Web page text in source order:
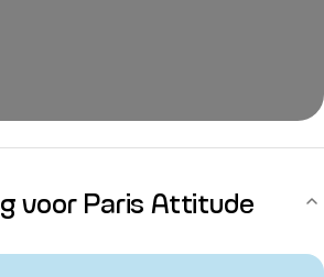
voor Paris Attitude